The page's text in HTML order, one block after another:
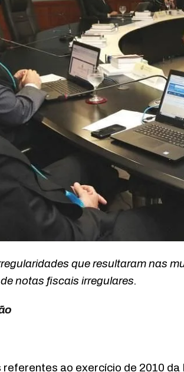
que resultaram nas
notas fiscais irregulares.
referentes ao exercício de 2010